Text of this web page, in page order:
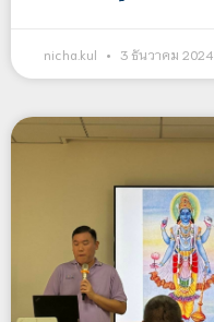
nicha.kul 3 ธันวาคม 2024